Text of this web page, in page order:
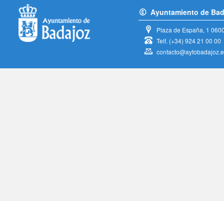
Ayuntamiento de
Plaza de España, 1
Telf. (+34) 924 21 00 00